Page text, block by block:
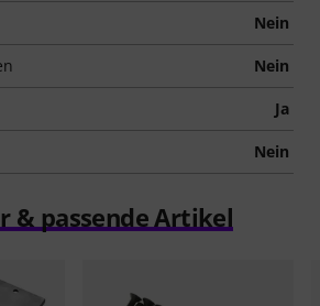
Nein
Nein
Ja
Nein
& passende Artikel